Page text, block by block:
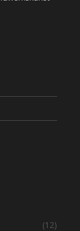
(12)